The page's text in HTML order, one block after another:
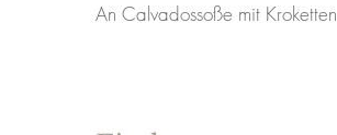
An Calvadossoße mit Kroketten